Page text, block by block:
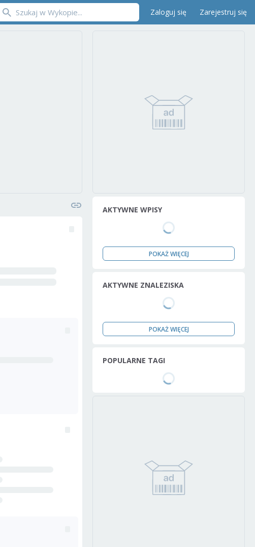
Zaloguj się Zarejestruj się
AKTYWNE WPISY
POKAŻ WIĘCEJ
AKTYWNE ZNALEZISKA
POKAŻ WIĘCEJ
POPULARNE TAGI